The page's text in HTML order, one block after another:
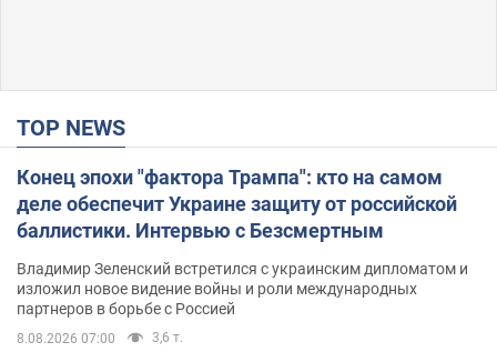
TOP NEWS
Конец эпохи "фактора Трампа": кто на самом
деле обеспечит Украине защиту от российской
баллистики. Интервью с Безсмертным
Владимир Зеленский встретился с украинским дипломатом и
изложил новое видение войны и роли международных
партнеров в борьбе с Россией
8.08.2026 07:00 3,6 т.